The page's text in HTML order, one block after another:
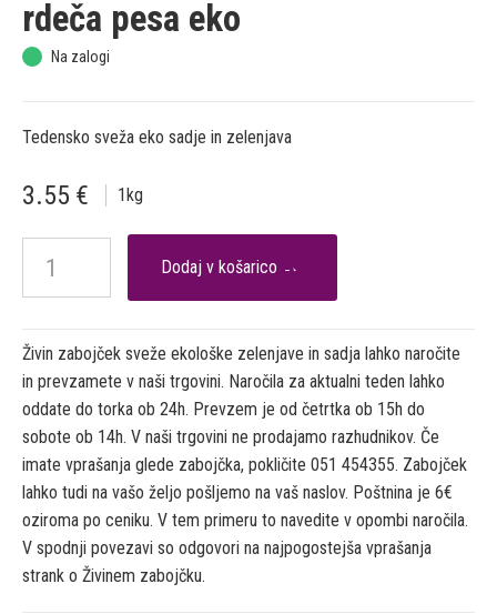
rdeča pesa eko
Na zalogi
Tedensko sveža eko sadje in zelenjava
3.55 € 1kg

Živin zabojček sveže ekološke zelenjave in sadja lahko naročite
in prevzamete v naši trgovini. Naročila za aktualni teden lahko
oddate do torka ob 24h. Prevzem je od četrtka ob 15h do
sobote ob 14h. V naši trgovini ne prodajamo razhudnikov. Če
imate vprašanja glede zabojčka, pokličite 051 454355. Zabojček
lahko tudi na vašo željo pošljemo na vaš naslov. Poštnina je 6€
oziroma po ceniku. V tem primeru to navedite v opombi naročila.
V spodnji povezavi so odgovori na najpogostejša vprašanja
strank o Živinem zabojčku.